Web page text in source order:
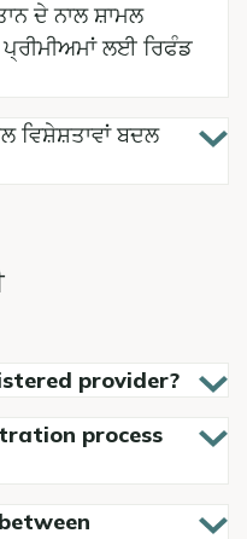
ਦੇ ਨਾਲ ਸ਼ਾਮਲ
ਲਈ ਰਿਫੰਡ
ਵਿਸ਼ੇਸ਼ਤਾਵਾਂ ਬਦਲ
provider?
process